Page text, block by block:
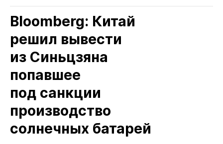
Bloomberg: Китай
решил вывести
из Синьцзяна
попавшее
под санкции
производство
солнечных батарей